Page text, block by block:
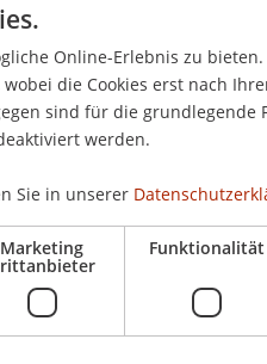
Technologieführern
Forschung eröffnet.
Online-Erlebnis zu
die Cookies erst nach
sind für die grundlegende
werden.
Sie in unserer
Marketing Funktionalität